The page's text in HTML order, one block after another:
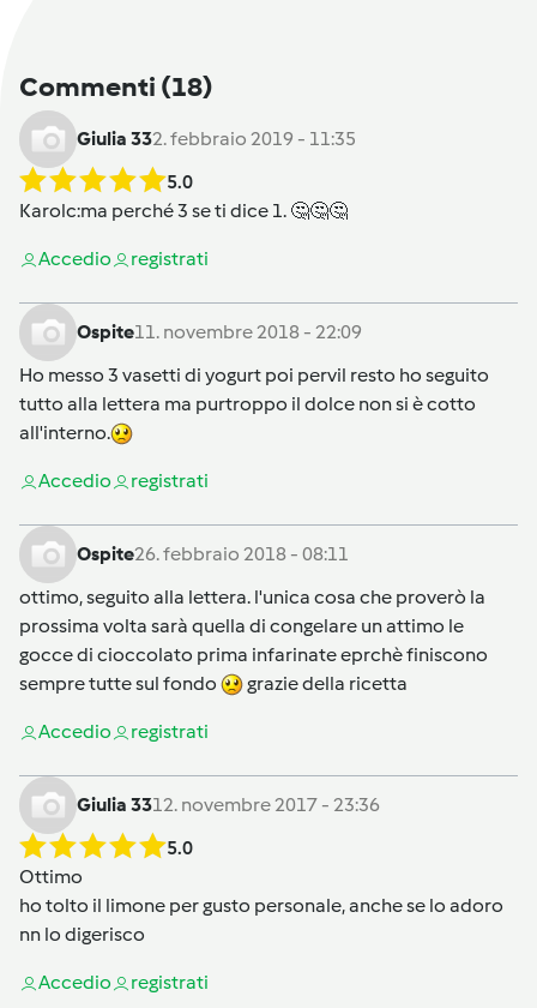
Commenti (18)
Giulia 332. febbraio 2019 - 11:35
5.0
Karolc:ma perché 3 se ti dice 1. 🤔🤔🤔
Accedio registrati
Ospite11. novembre 2018 - 22:09
Ho messo 3 vasetti di yogurt poi pervil resto ho seguito
tutto alla lettera ma purtroppo il dolce non si è cotto
all'interno.
Accedio registrati
Ospite26. febbraio 2018 - 08:11
ottimo, seguito alla lettera. l'unica cosa che proverò la
prossima volta sarà quella di congelare un attimo le
gocce di cioccolato prima infarinate eprchè finiscono
sempre tutte sul fondo
grazie della ricetta
Accedio registrati
Giulia 3312. novembre 2017 - 23:36
5.0
Ottimo
ho tolto il limone per gusto personale, anche se lo adoro
nn lo digerisco
Accedio registrati